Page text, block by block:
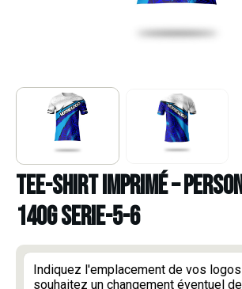
TEE-SHIRT IMPRIMÉ –
140g serie-5-6
Indiquez l'emplacement de vos
souhaitez un changement éventuel